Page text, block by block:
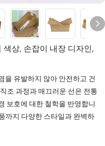
상, 손잡이 내장 디자인,
을 유발하지 않아 안전하고 건
조 과정과 매끄러운 선은 전통
보호에 대한 철학을 반영합니
까지 다양한 스타일과 완벽하